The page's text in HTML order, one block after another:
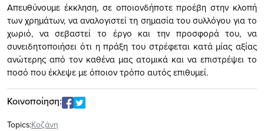
Απευθύνουμε έκκληση, σε οποιονδήποτε προέβη στην κλοπή
των χρημάτων, να αναλογιστεί τη σημασία του συλλόγου για το
χωριό, να σεβαστεί το έργο και την προσφορά του, να
συνειδητοποιήσει ότι η πράξη του στρέφεται κατά μίας αξίας
ανώτερης από τον καθένα μας ατομικά και να επιστρέψει το
ποσό που έκλεψε με όποιον τρόπο αυτός επιθυμεί.
Κοινοποίηση:
Topics:Κοζάνη